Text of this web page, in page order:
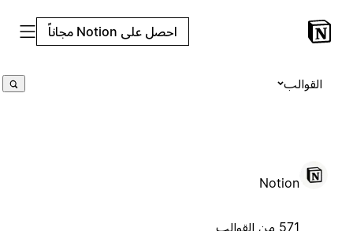
احصل على Notion مجاناً
القوالب
Notion